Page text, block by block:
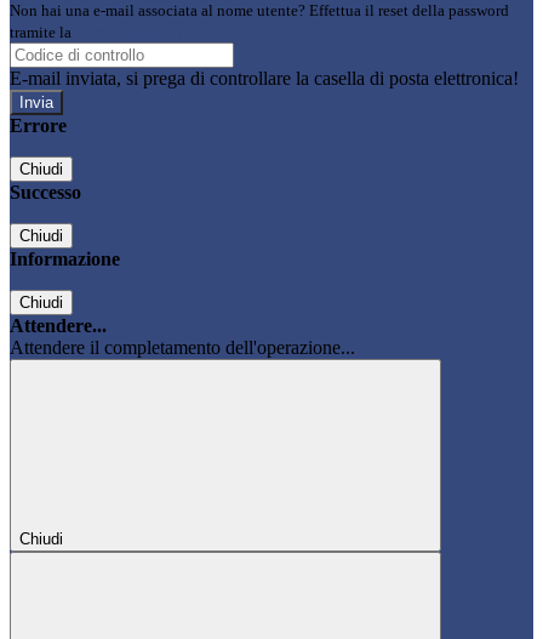
Non hai una e-mail associata al nome utente? Effettua il reset della password
tramite la
E-mail inviata, si prega di controllare la casella di posta elettronica!
Errore
Chiudi
Successo
Chiudi
Informazione
Chiudi
Attendere...
Attendere il completamento dell'operazione...
Chiudi